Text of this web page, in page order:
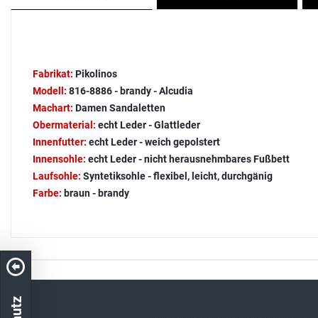
Fabrikat: Pikolinos
Modell: 816-8886 - brandy - Alcudia
Machart: Damen Sandaletten
Obermaterial: echt Leder - Glattleder
Innenfutter: echt Leder - weich gepolstert
Innensohle: echt Leder - nicht herausnehmbares Fußbett
Laufsohle: Syntetiksohle - flexibel, leicht, durchgänig
Farbe: braun - brandy